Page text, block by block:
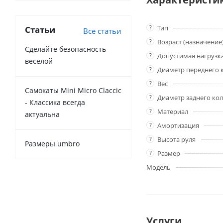
? Тип
? Возраст
? Допустимая
? Диаметр переднего
? Вес
? Диаметр заднего
? Материал
? Амортизация
? Высота руля
? Размер
Модель
Статьи Все статьи
Сделайте безопасность
веселой
Самокаты Mini Micro Claccic
- Классика всегда
актуальна
Размеры umbro